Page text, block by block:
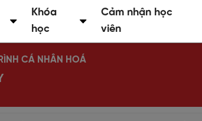
Khóa
học
Cảm nhận học
viên
CÁ NHÂN HOÁ